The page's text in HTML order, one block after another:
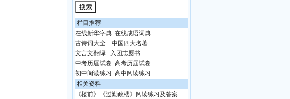
栏目推荐
在线新华字典 在线成语词典
古诗词大全
中国四大名著
文言文翻译
入团志愿书
中考历届试卷 高考历届试卷
初中阅读练习
高中阅读练习
相关资料
《楼前》《过勤政楼》阅读练习及答案